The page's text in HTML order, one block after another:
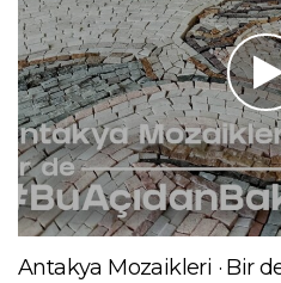
Antakya Mozaikleri · Bir